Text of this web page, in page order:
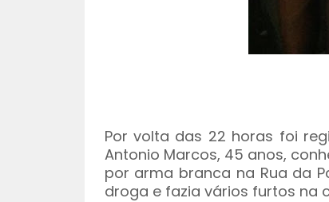
Por volta das 22 horas foi
Antonio Marcos, 45 anos,
por arma branca na Rua da
droga e fazia vários furtos na